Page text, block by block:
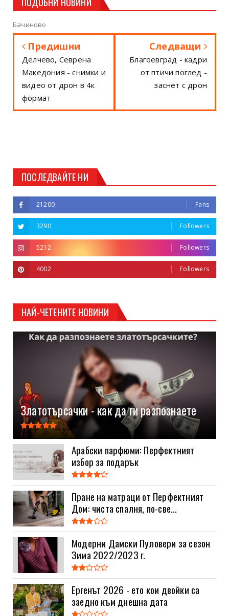
Бачиново
Предишни
Делчево, Севрена
Македония - снимки и
видео от дрон в 4к
формат
Следващи
Благоевград - кадри
от птичи поглед -
заснет с дрон
ПОСЛЕДВАЙТЕ НИ
21200 Fans
3290 Followers
5212 Followers
4002 Followers
НАЙ-ЧЕТЕНИТЕ НОВИНИ
Златотърсачки - как да ги разпознаете
Арабски парфюми: Перфектният
избор за подарък
Пране на матраци от Перфектният
Дом: чиста спалня, по-све...
Модерни Дамски Пуловери за сезон
Зима 2022/2023 г.
Ергенът 2026 - ето кои двойки са
заедно към днешна дата